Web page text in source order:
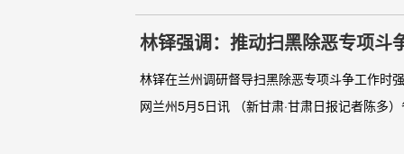
林铎强调：推动扫黑除恶专项斗
林铎在兰州调研督导扫黑除恶专项斗争工作时
网兰州5月5日讯 （新甘肃·甘肃日报记者陈多